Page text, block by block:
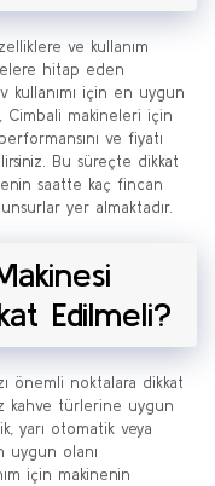
ve kullanım
hitap eden
kullanımı için en uygun
Cimbali makineleri için
ve fiyatı
Bu süreçte dikkat
saatte kaç fincan
yer almaktadır.
Edilmeli?
önemli noktalara dikkat
kahve türlerine uygun
yarı otomatik veya
uygun olanı
için makinenin